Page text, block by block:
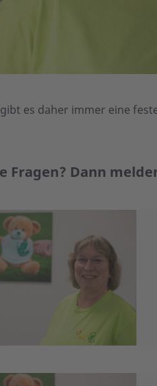
es daher immer eine
Fragen? Dann